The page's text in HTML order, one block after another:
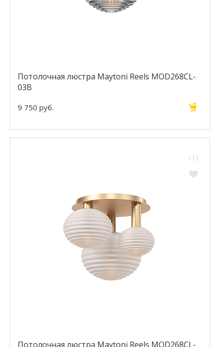
Потолочная люстра Maytoni Reels MOD268CL-
03B
9 750 руб.
Потолочная люстра Maytoni Reels MOD268CL-